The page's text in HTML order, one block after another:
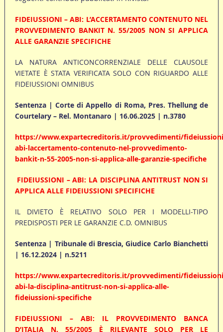
FIDEIUSSIONI – ABI: L’ACCERTAMENTO CONTENUTO NEL
PROVVEDIMENTO BANKIT N. 55/2005 NON SI APPLICA
ALLE GARANZIE SPECIFICHE
LA NATURA ANTICONCORRENZIALE DELLE CLAUSOLE
VIETATE È STATA VERIFICATA SOLO CON RIGUARDO ALLE
FIDEIUSSIONI OMNIBUS
Sentenza | Corte di Appello di Roma, Pres. Thellung de
Courtelary – Rel. Montanaro | 16.06.2025 | n.3780
https://www.expartecreditoris.it/provvedimenti/
abi-laccertamento-contenuto-nel-provvedimento-
bankit-n-55-2005-non-si-applica-alle-garanzie-specifiche
FIDEIUSSIONI – ABI: LA DISCIPLINA ANTITRUST NON SI
APPLICA ALLE FIDEIUSSIONI SPECIFICHE
IL DIVIETO È RELATIVO SOLO PER I MODELLI-TIPO
PREDISPOSTI PER LE GARANZIE C.D. OMNIBUS
Sentenza | Tribunale di Brescia, Giudice Carlo Bianchetti
| 16.12.2024 | n.5211
https://www.expartecreditoris.it/provvedimenti/
abi-la-disciplina-antitrust-non-si-applica-alle-
fideiussioni-specifiche
FIDEIUSSIONI – ABI: IL PROVVEDIMENTO BANCA
D’ITALIA N. 55/2005 È RILEVANTE SOLO PER LE